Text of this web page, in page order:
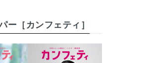
ー［カンフェティ］